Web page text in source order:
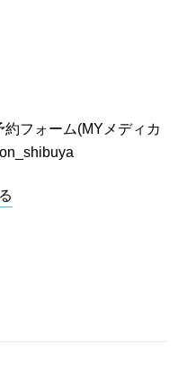
フォーム(MYメディカ